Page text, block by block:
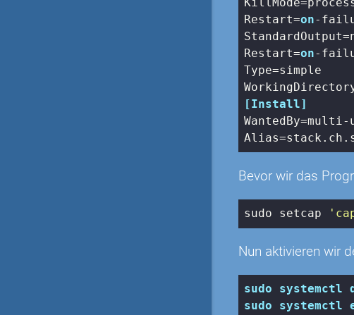
KillMode
Restart=on
StandardOutput
Restart=on
Type
[Install]
WantedBy
Alias
Bevor wir das
sudo setcap
Nun aktivieren wir
sudo systemctl
sudo
systemctl